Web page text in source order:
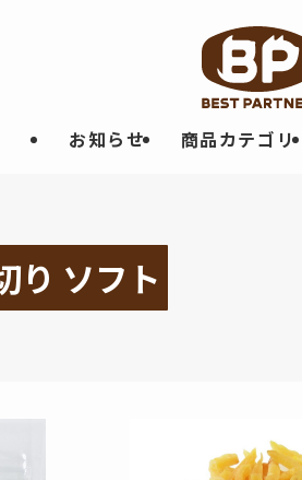
お知らせ 商品カテゴリ
り ソフト